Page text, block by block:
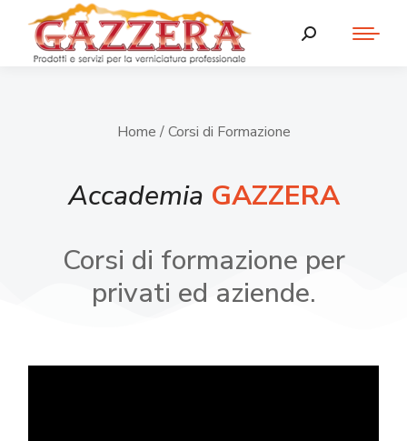
Home / Corsi di Formazione
Accademia GAZZERA
Corsi di formazione per
privati ed aziende.